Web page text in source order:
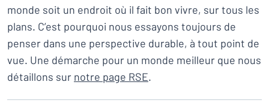
monde soit un endroit où il fait bon vivre, sur tous les
plans. C’est pourquoi nous essayons toujours de
penser dans une perspective durable, à tout point de
vue. Une démarche pour un monde meilleur que nous
détaillons sur notre page RSE.